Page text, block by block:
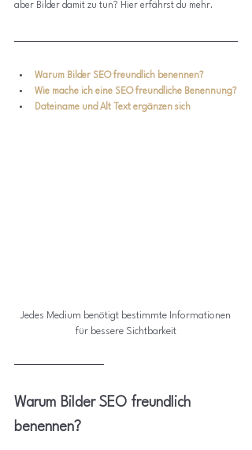
aber Bilder damit zu tun? Hier erfährst du mehr.
Warum Bilder SEO freundlich benennen?
Wie mache ich eine SEO freundliche Benennung?
Dateiname und Alt Text ergänzen sich
Jedes Medium benötigt bestimmte Informationen
für bessere Sichtbarkeit
Warum Bilder SEO freundlich
benennen?